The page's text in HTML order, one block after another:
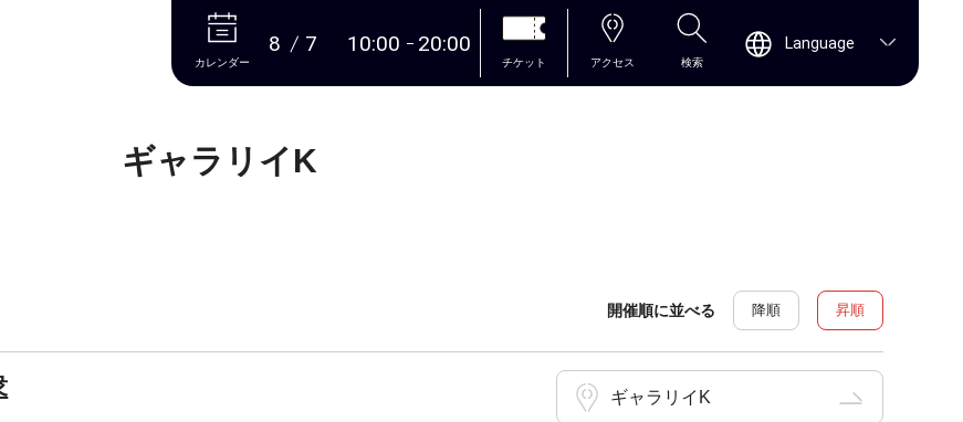
本文へ
カレンダー
8 7 10:00 20:00
チケット アクセス 検索
Language
ギャラリイK
開催順に並べる 降順 昇順
ギャラリイK